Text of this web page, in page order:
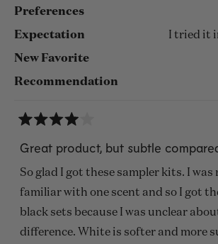
Another big plus is the longevity –
explore and discover your favorites.
Preferences
Expectation I tried it
New Favorite
Recommendation
4
su
5
stelle
Great product, but subtle
So glad I got these sampler kits. I was
familiar with one scent and so I got
black sets because I was unclear
difference. White is softer and more